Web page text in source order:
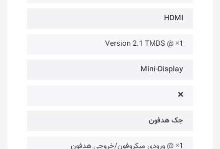
HDMI
1× @ Version 2.1 TMDS
Mini-Display
❌
جک هدفون
1× @ ورودی میکروفون/خروجی هدفون